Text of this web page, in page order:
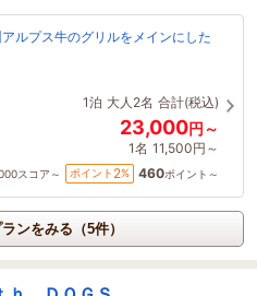
ルプス牛のグリルをメインにした
1泊 大人2名 合計(税込)
23,000円～
1名 11,500円～
スコア～ ポイント 2% 460ポイント～
ンをみる（5件）